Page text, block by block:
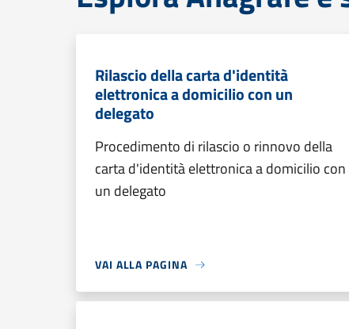
Rilascio della carta d'identità
elettronica a domicilio con un
delegato
Procedimento di rilascio o rinnovo della
carta d'identità elettronica a domicilio con
un delegato
VAI ALLA PAGINA